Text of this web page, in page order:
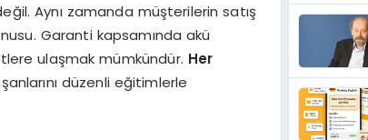
Aynı zamanda müşterilerin satış
Garanti kapsamında akü
ulaşmak mümkündür. Her
düzenli eğitimlerle